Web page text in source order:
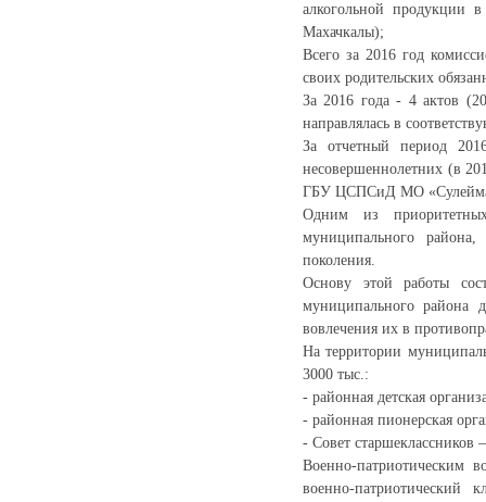
алкогольной продукции
Махачкалы);
Всего за 2016 год
своих родительских
За 2016 года - 4 актов
направлялась в
За отчетный период
несовершеннолетних (в
ГБУ ЦСПСиД МО
Одним из
муниципального
поколения.
Основу этой работы
муниципального района
вовлечения их в
На территории
3000 тыс.:
- районная детская
- районная пионерская
- Совет старшеклассников
Военно-патриотическим
военно-